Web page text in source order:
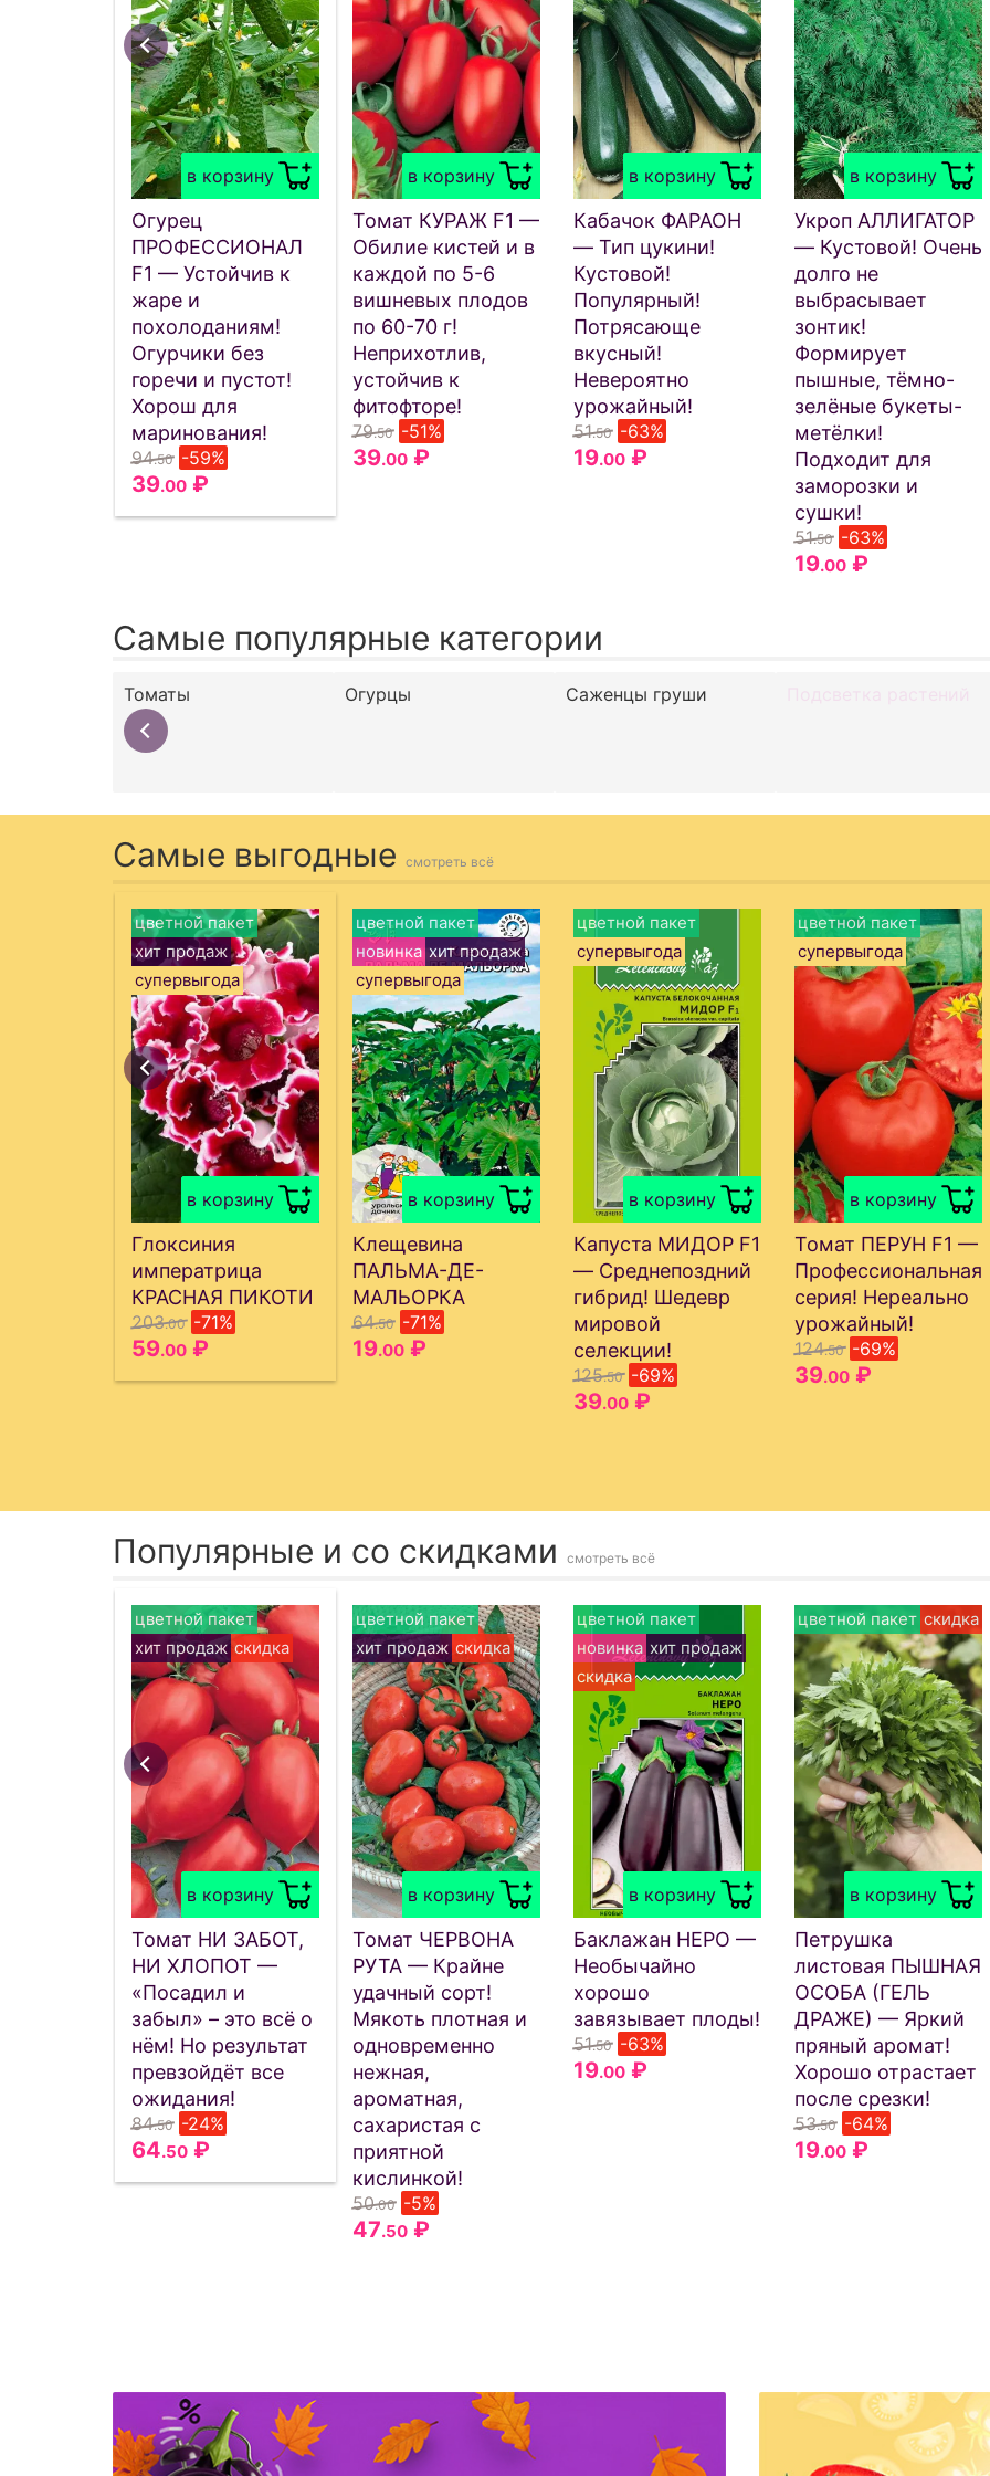
Редька ЧЕРНАВКА
47.5019 ₽ в корзину
в корзину
Огурец
ПРОФЕССИОНАЛ
F1 — Устойчив к
жаре и
похолоданиям!
Огурчики без
горечи и пустот!
Хорош для
маринования!
94.50 -59%
39.00 ₽
в корзину
Томат КУРАЖ F1 —
Обилие кистей и в
каждой по 5-6
вишневых плодов
по 60-70 г!
Неприхотлив,
устойчив к
фитофторе!
79.50 -51%
39.00 ₽
в корзину
Кабачок ФАРАОН
— Тип цукини!
Кустовой!
Популярный!
Потрясающе
вкусный!
Невероятно
урожайный!
51.50 -63%
19.00 ₽
в корзину
Укроп АЛЛИГАТОР
— Кустовой! Очень
долго не
выбрасывает
зонтик!
Формирует
пышные, тёмно-
зелёные букеты-
метёлки!
Подходит для
заморозки и
сушки!
51.50 -63%
19.00 ₽
Самые популярные категории
Томаты Огурцы Саженцы груши
Самые выгодные смотреть всё
в корзину
цветной пакет
хит продаж
супервыгода
Глоксиния
императрица
КРАСНАЯ ПИКОТИ
203.00 -71%
59.00 ₽
в корзину
цветной пакет
новинка хит продаж
супервыгода
Клещевина
ПАЛЬМА-ДЕ-
МАЛЬОРКА
64.50 -71%
19.00 ₽
в корзину
цветной пакет
супервыгода
Капуста МИДОР F1
— Среднепоздний
гибрид! Шедевр
мировой
селекции!
125.50 -69%
39.00 ₽
в корзину
цветной пакет
супервыгода
Томат ПЕРУН F1 —
Профессиональная
серия! Нереально
урожайный!
124.50 -69%
39.00 ₽
Популярные и со скидками смотреть всё
в корзину
цветной пакет
хит продаж скидка
Томат НИ ЗАБОТ,
НИ ХЛОПОТ —
«Посадил и
забыл» – это всё о
нём! Но результат
превзойдёт все
ожидания!
84.50 -24%
64.50 ₽
в корзину
цветной пакет
хит продаж скидка
Томат ЧЕРВОНА
РУТА — Крайне
удачный сорт!
Мякоть плотная и
одновременно
нежная,
ароматная,
сахаристая с
приятной
кислинкой!
50.00 -5%
47.50 ₽
в корзину
цветной пакет
новинка хит продаж
скидка
Баклажан НЕРО —
Необычайно
хорошо
завязывает плоды!
51.50 -63%
19.00 ₽
в корзину
цветной пакет скидка
Петрушка
листовая ПЫШНАЯ
ОСОБА (ГЕЛЬ
ДРАЖЕ) — Яркий
пряный аромат!
Хорошо отрастает
после срезки!
53.50 -64%
19.00 ₽